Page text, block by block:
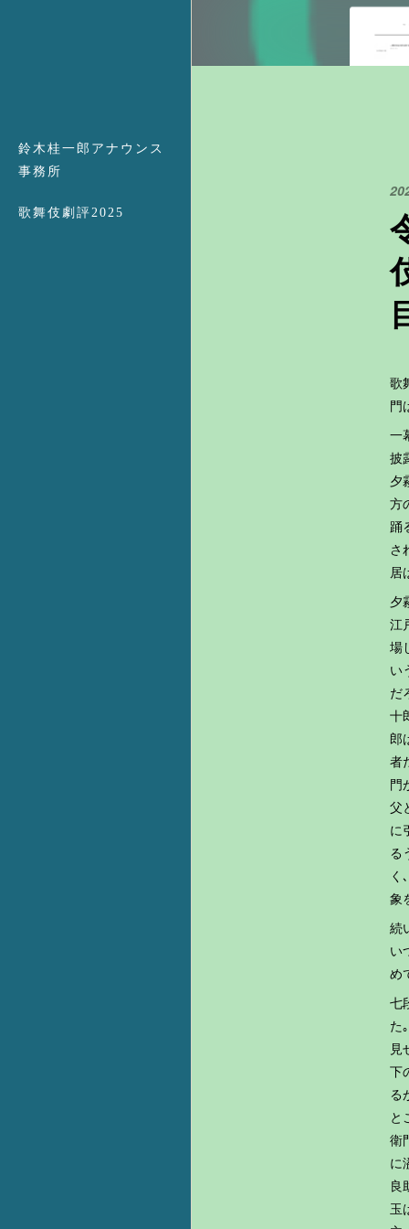
鈴木桂一郎アナウンス
事務所
歌舞伎劇評2025
歌
門
一
披
夕
方
踊
さ
居
夕
江
場
い
だ
十
郎
者
門
父
に
る
く
象
続
い
め
七
た
見
下
る
と
衛
に
良
玉